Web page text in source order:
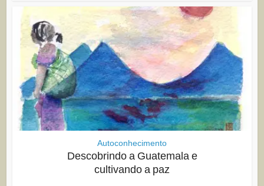
Autoconhecimento
Descobrindo a Guatemala e
cultivando a paz